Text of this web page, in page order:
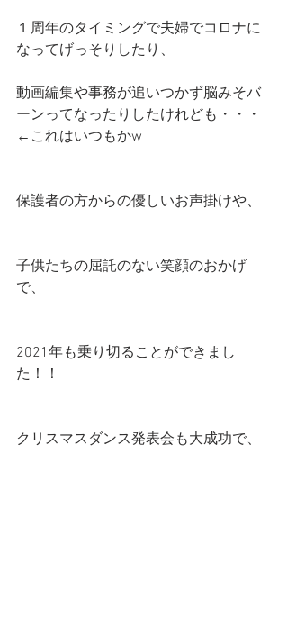
１周年のタイミングで夫婦でコロナに
なってげっそりしたり、
動画編集や事務が追いつかず脳みそバ
ーンってなったりしたけれども・・・
←これはいつもかw
保護者の方からの優しいお声掛けや、
子供たちの屈託のない笑顔のおかげ
で、
2021年も乗り切ることができまし
た！！
クリスマスダンス発表会も大成功で、